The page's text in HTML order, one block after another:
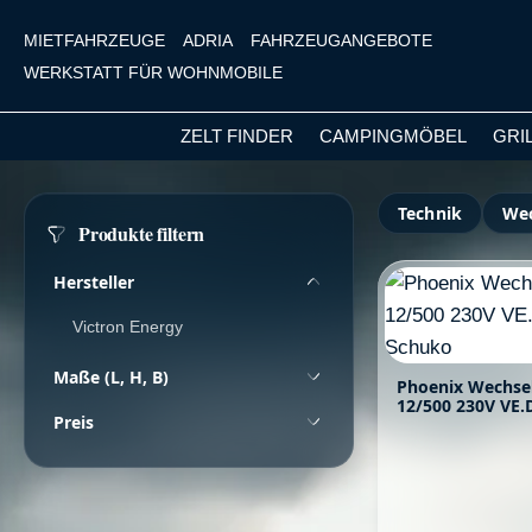
MIETFAHRZEUGE ADRIA
FAHRZEUGANGEBOTE
WERKSTATT FÜR WOHNMOBILE
ZELT FINDER CAMPINGMÖBEL
Produkte filtern
Hersteller
Victron Energy
Maße (L, H, B)
Preis
Technik
Phoenix
12/500 230V